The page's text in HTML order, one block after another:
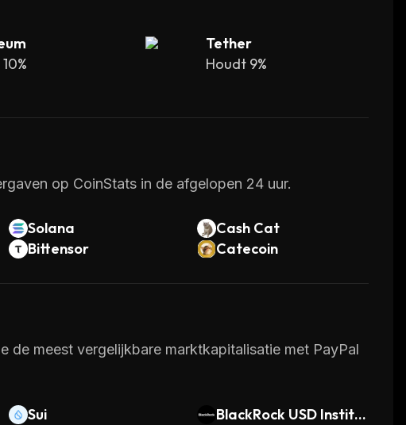
Tether
Houdt 9%
op CoinStats in de afgelopen 24 uur.
Solana
Cash Cat
Bittensor Catecoin
de meest vergelijkbare marktkapitalisatie met PayPal
Sui
BlackRock USD Institut